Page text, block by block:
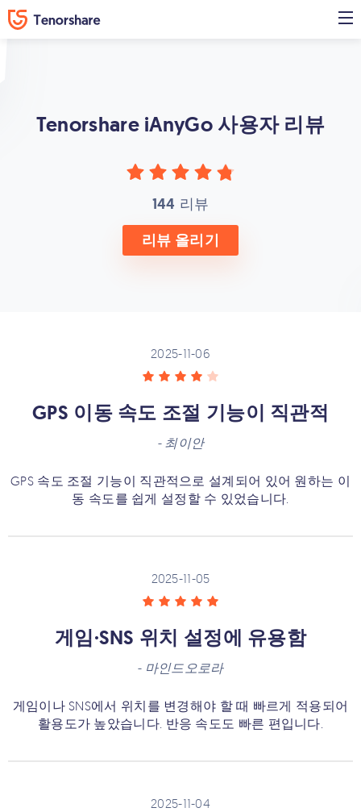
Tenorshare iAnyGo 사용자 리뷰
144 리뷰
리뷰 올리기
2025-11-06
GPS 이동 속도 조절 기능이 직관적
- 최이안
GPS 속도 조절 기능이 직관적으로 설계되어 있어 원하는 이
동 속도를 쉽게 설정할 수 있었습니다.
2025-11-05
게임·SNS 위치 설정에 유용함
- 마인드오로라
게임이나 SNS에서 위치를 변경해야 할 때 빠르게 적용되어
활용도가 높았습니다. 반응 속도도 빠른 편입니다.
2025-11-04